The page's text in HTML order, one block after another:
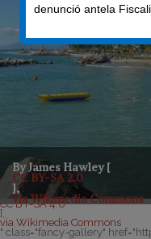
By James Hawley [
CC BY-SA 2.0
],
via Wikimedia Commons
CC BY-SA 4.0
],
via Wikimedia Commons
" class="fancy-gallery"
denunció antela